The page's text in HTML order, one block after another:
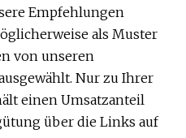
Empfehlungen
als Muster
von unseren
Nur zu Ihrer
einen Umsatzanteil
über die Links auf